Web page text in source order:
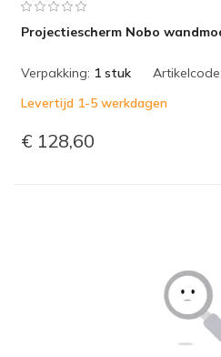
Projectiescherm Nobo
Verpakking: 1 stuk Artikelcode:
Levertijd 1-5 werkdagen
€ 128,60